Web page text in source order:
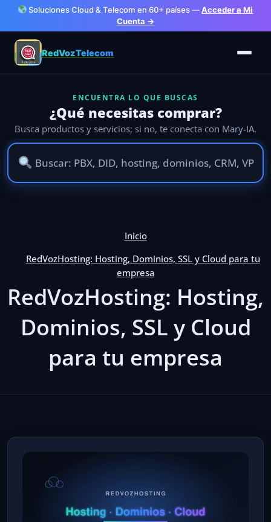
Soluciones Cloud & Telecom en 60+ países —Acceder a Mi
Cuenta →
RedVozTelecom
ENCUENTRA LO QUE BUSCAS
¿Qué necesitas comprar?
Busca productos y servicios; si no, te conecta con Mary-IA.
Inicio
RedVozHosting: Hosting, Dominios, SSL y Cloud para tu
empresa
RedVozHosting: Hosting,
Dominios, SSL y Cloud
para tu empresa